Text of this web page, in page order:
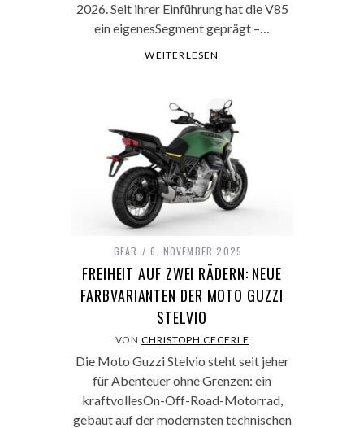
2026. Seit ihrer Einführung hat die V85
ein eigenesSegment geprägt –…
WEITERLESEN
GEAR 6. NOVEMBER 2025
FREIHEIT AUF ZWEI RÄDERN: NEUE
FARBVARIANTEN DER MOTO GUZZI
STELVIO
VONCHRISTOPH CECERLE
Die Moto Guzzi Stelvio steht seit jeher
für Abenteuer ohne Grenzen: ein
kraftvollesOn-Off-Road-Motorrad,
gebaut auf der modernsten technischen